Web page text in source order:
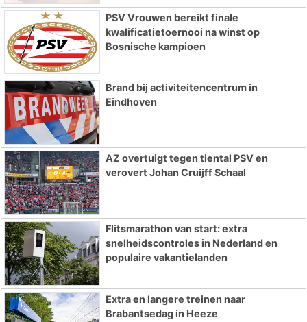
PSV Vrouwen bereikt finale
kwalificatietoernooi na winst op
Bosnische kampioen
Brand bij activiteitencentrum in
Eindhoven
AZ overtuigt tegen tiental PSV en
verovert Johan Cruijff Schaal
Flitsmarathon van start: extra
snelheidscontroles in Nederland en
populaire vakantielanden
Extra en langere treinen naar
Brabantsedag in Heeze